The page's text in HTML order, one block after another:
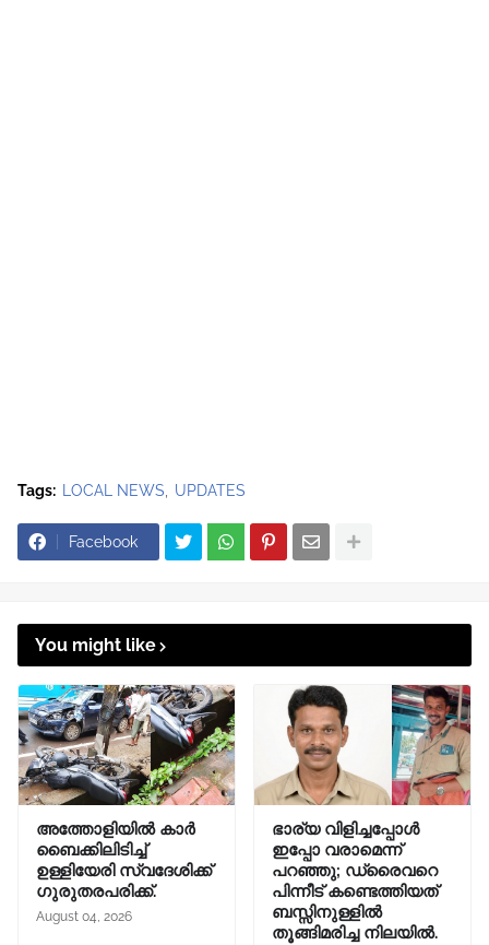
Tags: LOCAL NEWS UPDATES
Facebook
You might like
അത്തോളിയിൽ കാർ
ബൈക്കിലിടിച്ച്
ഉള്ളിയേരി സ്വദേശിക്ക്
ഗുരുതരപരിക്ക്.
August 04, 2026
ഭാര്യ വിളിച്ചപ്പോള്‍
ഇപ്പോ വരാമെന്ന്
പറഞ്ഞു; ഡ്രൈവറെ
പിന്നീട് കണ്ടെത്തിയത്
ബസ്സിനുള്ളില്‍
തൂങ്ങിമരിച്ച നിലയിൽ.